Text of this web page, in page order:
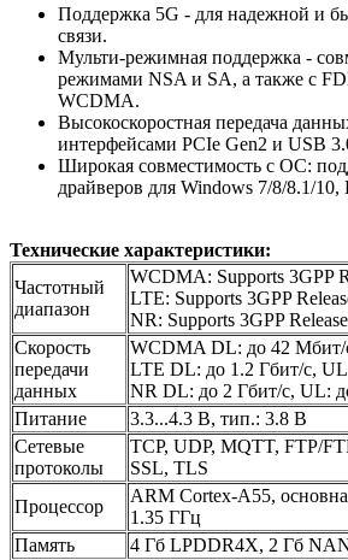
Поддержка 5G - для надежной и
связи.
Мульти-режимная поддержка -
режимами NSA и SA, а также с
WCDMA.
Высокоскоростная передача
интерфейсами PCIe Gen2 и USB
Широкая совместимость с ОС:
драйверов для Windows 7/8/8.1/
Технические характеристики:
Частотный
диапазон
WCDMA: Supports 3GPP
LTE: Supports 3GPP
NR: Supports 3GPP
Скорость
передачи
данных
WCDMA DL: до 42 Мбит/
LTE DL: до 1.2 Гбит/с,
NR DL: до 2 Гбит/с, UL:
Питание
3.3...4.3 В, тип.: 3.8 В
Сетевые
протоколы
TCP, UDP, MQTT, FTP/
SSL, TLS
Процессор
ARM Cortex-A55,
1.35 ГГц
Память
4 Гб LPDDR4X, 2 Гб